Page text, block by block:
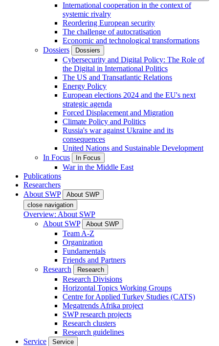
International cooperation in the context of
systemic rivalry
Reordering European security
The challenge of autocratisation
Economic and technological transformations
Dossiers
Dossiers
Cybersecurity and Digital Policy: The Role of
the Digital in International Politics
The US and Transatlantic Relations
Energy Policy
European elections 2024 and the EU's next
strategic agenda
Forced Displacement and Migration
Climate Policy and Politics
Russia's war against Ukraine and its
consequences
United Nations and Sustainable Development
In Focus
In Focus
War in the Middle East
Publications
Researchers
About SWP
About SWP
close navigation
Overview: About SWP
About SWP
About SWP
Team A-Z
Organization
Fundamentals
Friends and Partners
Research
Research
Research Divisions
Horizontal Topics Working Groups
Centre for Applied Turkey Studies (CATS)
Megatrends Afrika project
SWP research projects
Research clusters
Research guidelines
Service
Service